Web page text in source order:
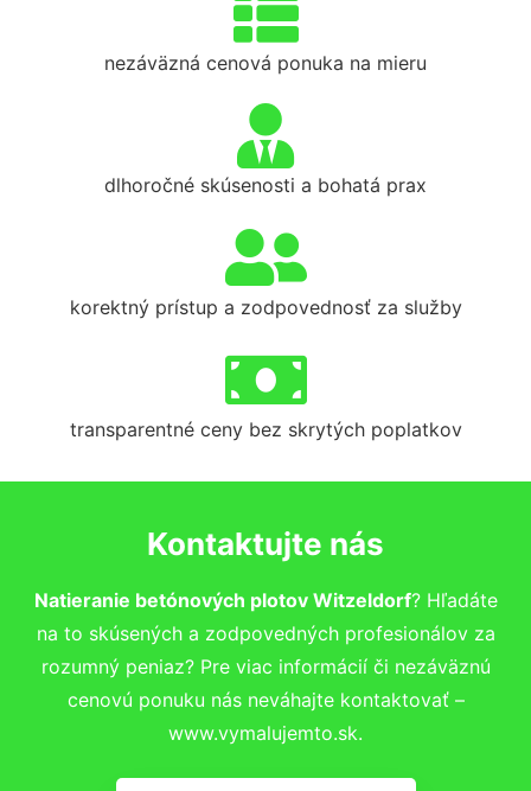
nezáväzná cenová ponuka na mieru
dlhoročné skúsenosti a bohatá prax
korektný prístup a zodpovednosť za služby
transparentné ceny bez skrytých poplatkov
Kontaktujte nás
Natieranie betónových plotov Witzeldorf? Hľadáte
na to skúsených a zodpovedných profesionálov za
rozumný peniaz? Pre viac informácií či nezáväznú
cenovú ponuku nás neváhajte kontaktovať –
www.vymalujemto.sk.